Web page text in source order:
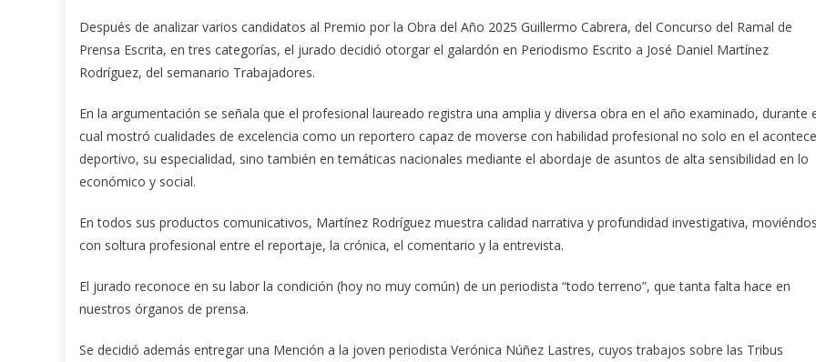
Después de analizar varios candidatos al Premio por la Obra del Año 2025 Guillermo Cabrera, del Concurso del Ramal de
Prensa Escrita, en tres categorías, el jurado decidió otorgar el galardón en Periodismo Escrito a José Daniel Martínez
Rodríguez, del semanario Trabajadores.
En la argumentación se señala que el profesional laureado registra una amplia y diversa obra en el año examinado, durante
cual mostró cualidades de excelencia como un reportero capaz de moverse con habilidad profesional no solo en el
deportivo, su especialidad, sino también en temáticas nacionales mediante el abordaje de asuntos de alta sensibilidad en lo
económico y social.
En todos sus productos comunicativos, Martínez Rodríguez muestra calidad narrativa y profundidad investigativa,
con soltura profesional entre el reportaje, la crónica, el comentario y la entrevista.
El jurado reconoce en su labor la condición (hoy no muy común) de un periodista “todo terreno”, que tanta falta hace en
nuestros órganos de prensa.
Se decidió además entregar una Mención a la joven periodista Verónica Núñez Lastres, cuyos trabajos sobre las Tribus